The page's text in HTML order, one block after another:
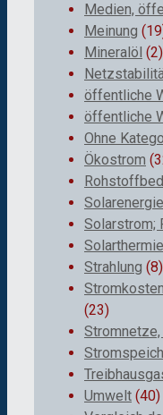
Medien,
Meinung
Mineralöl (2)
öffentliche
öffentliche
Ohne
Ökostrom
Solarenergie
Solarstrom;
Solarthermie
Strahlung (8)
(23)
Stromnetze,
Umwelt (40)